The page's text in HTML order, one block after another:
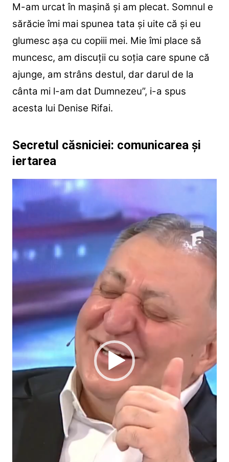
M-am urcat în mașină și am plecat. Somnul e
sărăcie îmi mai spunea tata și uite că și eu
glumesc așa cu copiii mei. Mie îmi place să
muncesc, am discuții cu soția care spune că
ajunge, am strâns destul, dar darul de la
cânta mi l-am dat Dumnezeu”, i-a spus
acesta lui Denise Rifai.
Secretul căsniciei: comunicarea și
iertarea
video